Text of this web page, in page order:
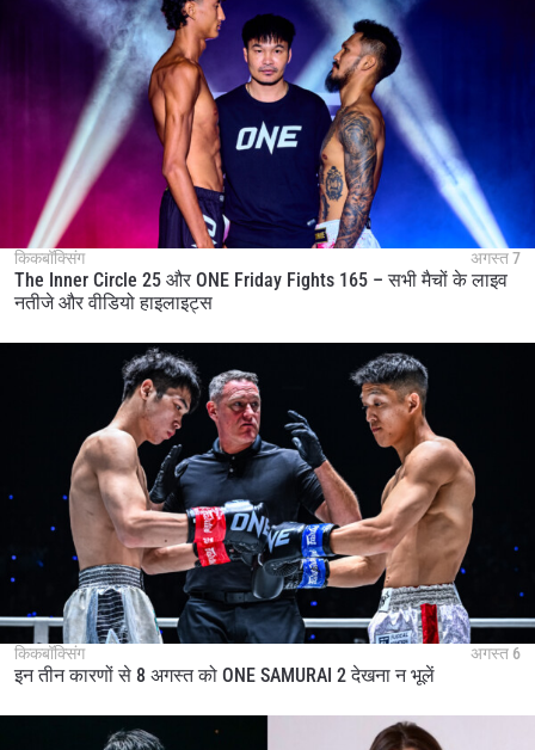
किकबॉक्सिंग अगस्त 7
The Inner Circle 25 और ONE Friday Fights 165 – सभी मैचों के लाइव
नतीजे और वीडियो हाइलाइट्स
किकबॉक्सिंग अगस्त 6
इन तीन कारणों से 8 अगस्त को ONE SAMURAI 2 देखना न भूलें